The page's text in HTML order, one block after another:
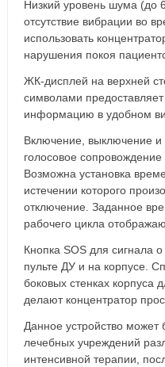
Низкий уровень шума (до
отсутствие вибрации во
использовать
нарушения покоя
ЖК-дисплей на верхней
символами
информацию в удобном
Включение, выключение
голосовое сопровождение
Возможна установка
истечении которого
отключение. Заданное
рабочего цикла
Кнопка SOS для сигнала
пульте ДУ и на корпусе.
боковых стенках корпуса
делают концентратор
Данное устройство
лечебных учреждений
интенсивной терапии,